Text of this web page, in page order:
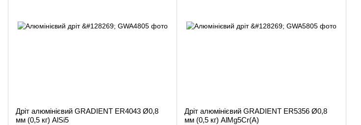
Дріт алюмінієвий GRADIENT ER4043 Ø0,8
мм (0,5 кг) AlSi5
Дріт алюмінієвий GRADIENT ER5356 Ø0,8
мм (0,5 кг) AlMg5Cr(A)